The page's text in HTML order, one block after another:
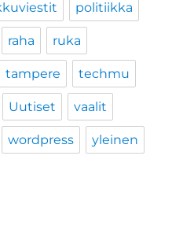
politiikka
raha ruka
tampere techmu
Uutiset vaalit
wordpress yleinen